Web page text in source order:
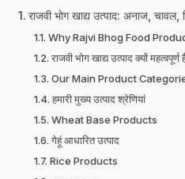
राजवी भोग खाद्य उत्पाद: अनाज, चावल,
Why Rajvi Bhog Food
राजवी भोग खाद्य उत्पाद क्यों महत्वपूर्ण
Our Main Product
हमारी मुख्य उत्पाद श्रेणियां
Wheat Base Products
गेहूं आधारित उत्पाद
Rice Products